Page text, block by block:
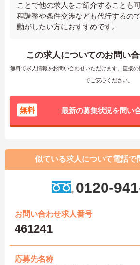
ことで他の求人をご紹介することも
程調整や条件交渉なども代行するの
動がしたい方におすすめです。
この求人についてのお問い
無料で求人情報をお問い合わせいただけます。直接
でご安心ください。
無料 最新の募集状況を問い
似ている求人について電話で
0120-
お問い合わせ求人番号
461241
応募先名称